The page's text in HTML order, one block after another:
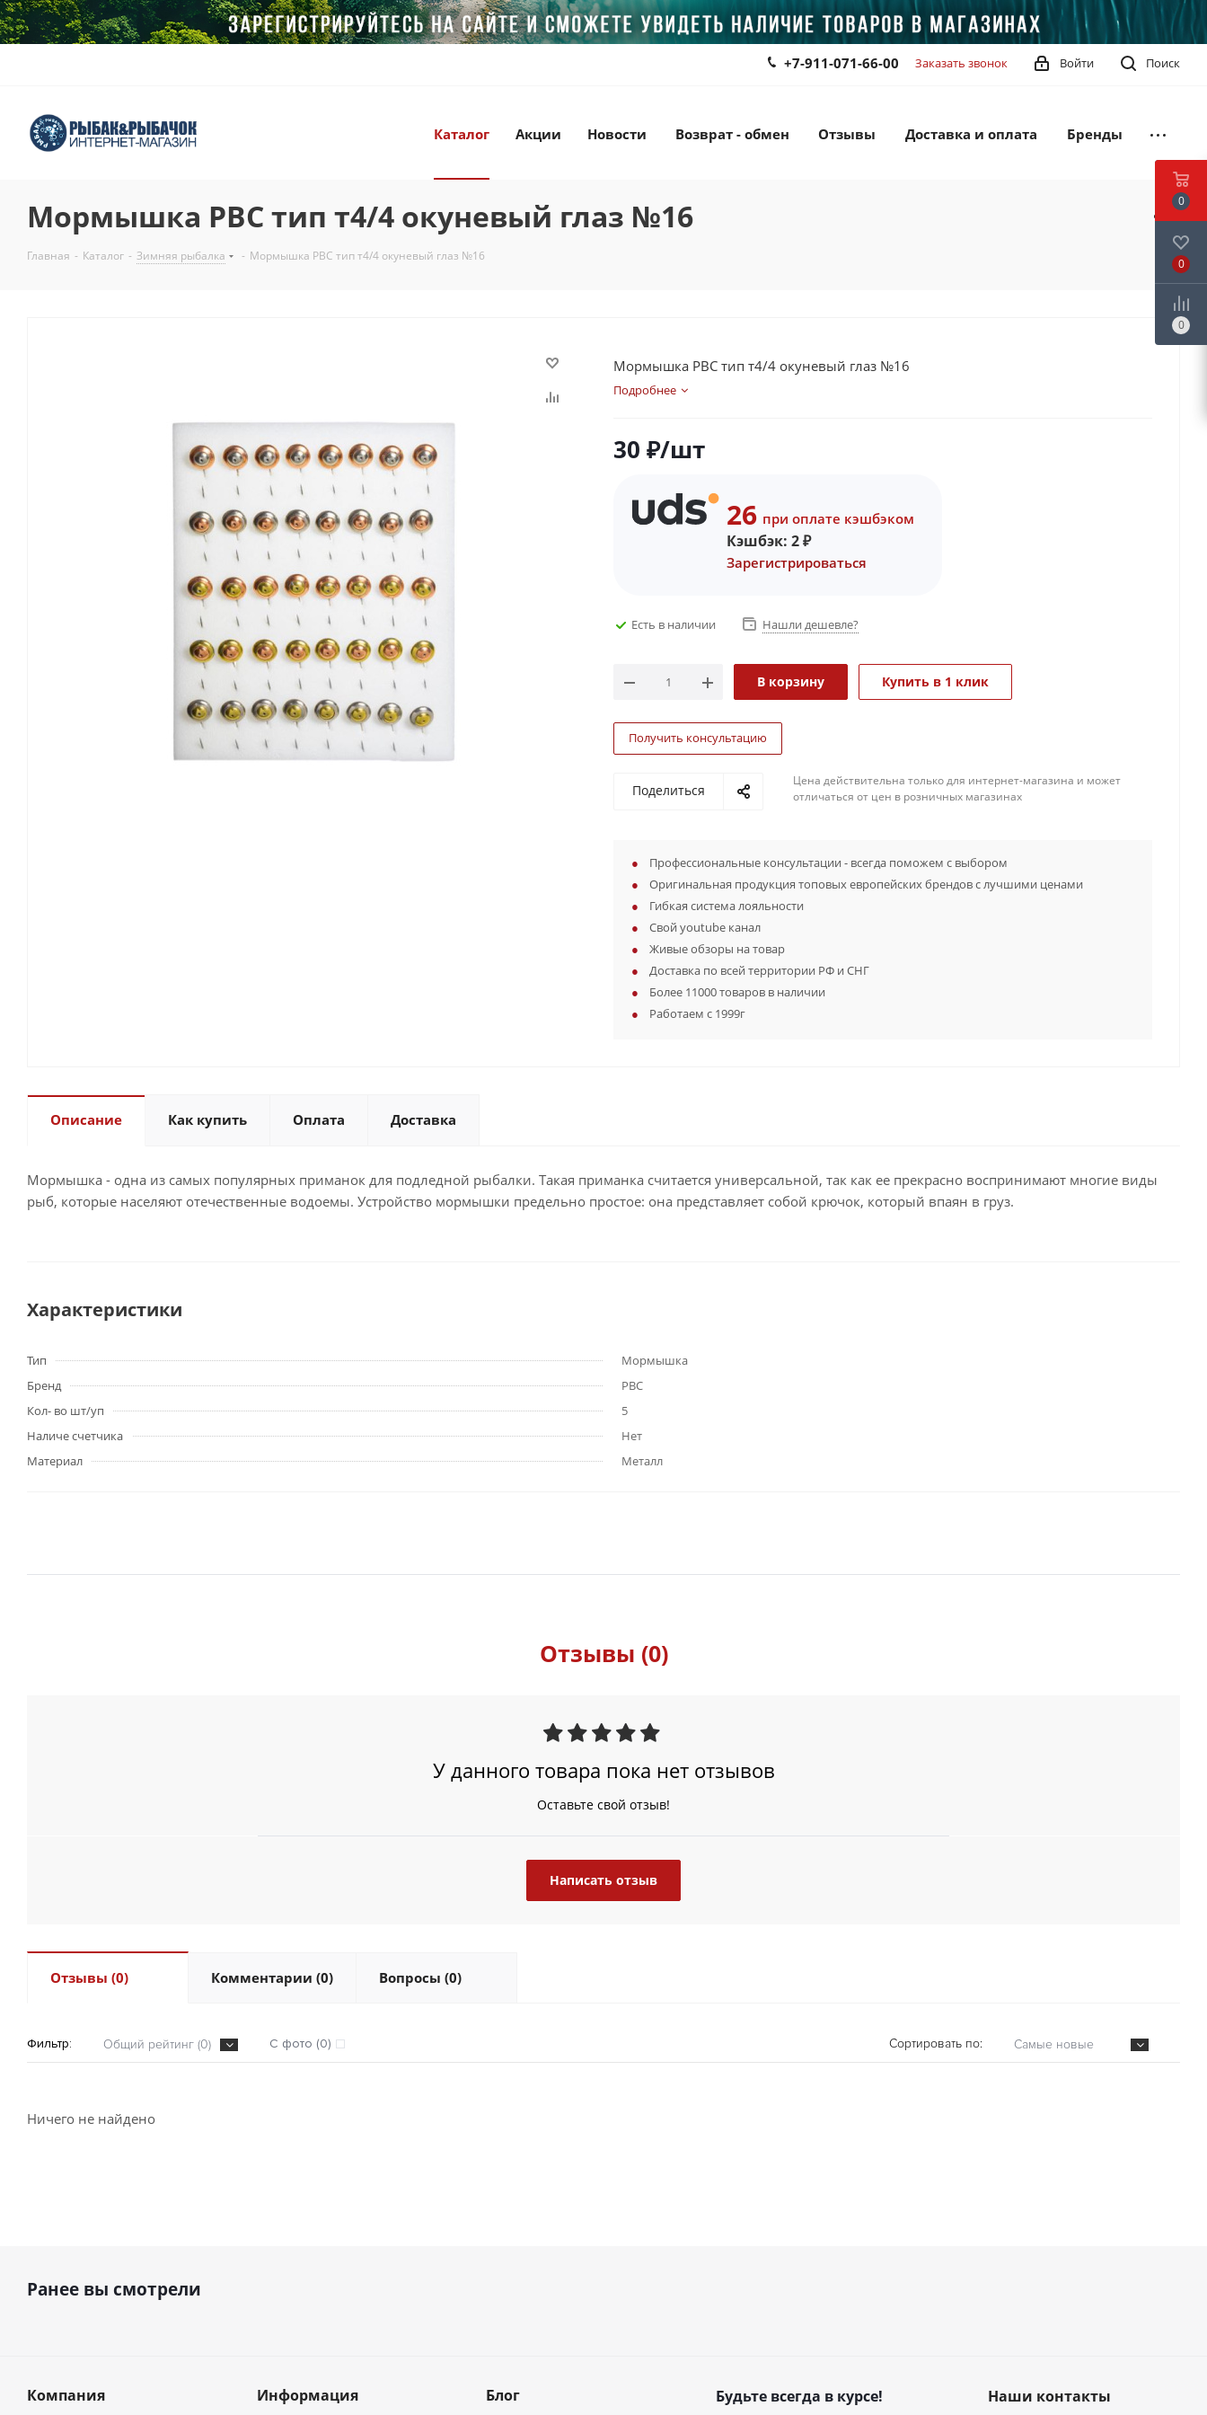
Поиск
Войти
+7-911-071-66-00 Заказать звонок
Каталог Акции Новости Возврат - обмен Отзывы Доставка и оплата Бренды
Мормышка РВС тип т4/4 окуневый глаз №16
Главная - Каталог - Зимняя рыбалка - Мормышка РВС тип т4/4 окуневый глаз №16
Мормышка РВС тип т4/4 окуневый глаз №16
Подробнее
30 ₽/шт
26 при оплате кэшбэком
Кэшбэк: 2₽
Зарегистрироваться
Есть в наличии Нашли дешевле?
В корзину Купить в 1 клик
Получить консультацию
Поделиться
Цена действительна только для интернет-магазина и может
отличаться от цен в розничных магазинах
Профессиональные консультации - всегда поможем с выбором
Оригинальная продукция топовых европейских брендов с лучшими ценами
Гибкая система лояльности
Свой youtube канал
Живые обзоры на товар
Доставка по всей территории РФ и СНГ
Более 11000 товаров в наличии
Работаем с 1999г
Описание Как купить Оплата Доставка
Мормышка - одна из самых популярных приманок для подледной рыбалки. Такая приманка считается универсальной, так как ее прекрасно воспринимают многие виды
рыб, которые населяют отечественные водоемы. Устройство мормышки предельно простое: она представляет собой крючок, который впаян в груз.
Характеристики
Тип
Мормышка
Бренд
РВС
Кол- во шт/уп
5
Наличе счетчика
Нет
Материал
Металл
Отзывы (0)
У данного товара пока нет отзывов
Оставьте свой отзыв!
Написать отзыв
Отзывы (0) Комментарии (0) Вопросы (0)
Фильтр: Общий рейтинг (0) С фото (0) Сортировать по: Самые новые
Ничего не найдено
Ранее вы смотрели
Компания Информация Блог Будьте всегда в курсе! Наши контакты
0
0
0